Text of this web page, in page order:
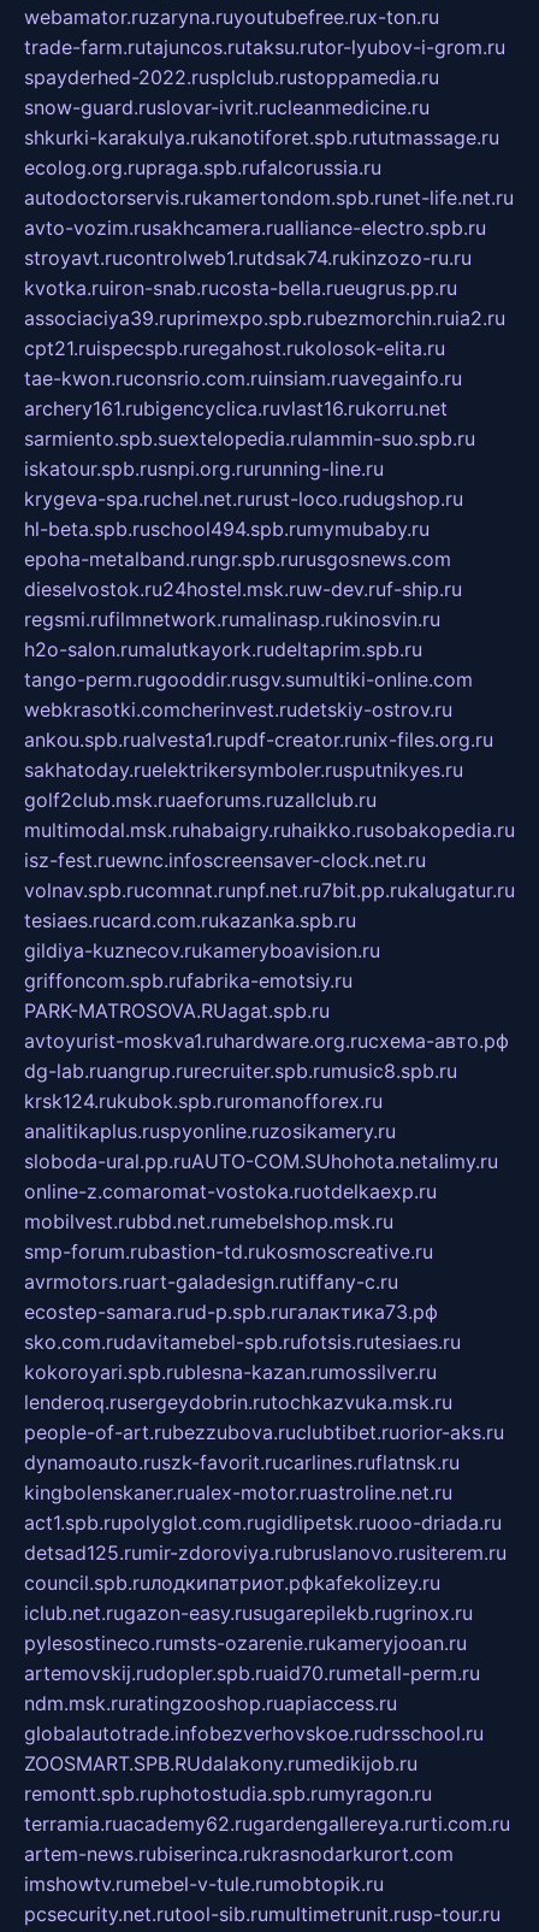
webamator.ruzaryna.ruyoutubefree.rux-ton.ru
trade-farm.rutajuncos.rutaksu.rutor-lyubov-i-grom.ru
spayderhed-2022.rusplclub.rustoppamedia.ru
snow-guard.ruslovar-ivrit.rucleanmedicine.ru
shkurki-karakulya.rukanotiforet.spb.rututmassage.ru
ecolog.org.rupraga.spb.rufalcorussia.ru
autodoctorservis.rukamertondom.spb.runet-life.net.ru
avto-vozim.rusakhcamera.rualliance-electro.spb.ru
stroyavt.rucontrolweb1.rutdsak74.rukinzozo-ru.ru
kvotka.ruiron-snab.rucosta-bella.rueugrus.pp.ru
associaciya39.ruprimexpo.spb.rubezmorchin.ruia2.ru
cpt21.ruispecspb.ruregahost.rukolosok-elita.ru
tae-kwon.ruconsrio.com.ruinsiam.ruavegainfo.ru
archery161.rubigencyclica.ruvlast16.rukorru.net
sarmiento.spb.suextelopedia.rulammin-suo.spb.ru
iskatour.spb.rusnpi.org.rurunning-line.ru
krygeva-spa.ruchel.net.rurust-loco.rudugshop.ru
hl-beta.spb.ruschool494.spb.rumymubaby.ru
epoha-metalband.rungr.spb.rurusgosnews.com
dieselvostok.ru24hostel.msk.ruw-dev.ruf-ship.ru
regsmi.rufilmnetwork.rumalinasp.rukinosvin.ru
h2o-salon.rumalutkayork.rudeltaprim.spb.ru
tango-perm.rugooddir.rusgv.sumultiki-online.com
webkrasotki.comcherinvest.rudetskiy-ostrov.ru
ankou.spb.rualvesta1.rupdf-creator.runix-files.org.ru
sakhatoday.ruelektrikersymboler.rusputnikyes.ru
golf2club.msk.ruaeforums.ruzallclub.ru
multimodal.msk.ruhabaigry.ruhaikko.rusobakopedia.ru
isz-fest.ruewnc.infoscreensaver-clock.net.ru
volnav.spb.rucomnat.runpf.net.ru7bit.pp.rukalugatur.ru
tesiaes.rucard.com.rukazanka.spb.ru
gildiya-kuznecov.rukameryboavision.ru
griffoncom.spb.rufabrika-emotsiy.ru
PARK-MATROSOVA.RUagat.spb.ru
avtoyurist-moskva1.ruhardware.org.ruсхема-авто.рф
dg-lab.ruangrup.rurecruiter.spb.rumusic8.spb.ru
krsk124.rukubok.spb.ruromanofforex.ru
analitikaplus.ruspyonline.ruzosikamery.ru
sloboda-ural.pp.ruAUTO-COM.SUhohota.netalimy.ru
online-z.comaromat-vostoka.ruotdelkaexp.ru
mobilvest.rubbd.net.rumebelshop.msk.ru
smp-forum.rubastion-td.rukosmoscreative.ru
avrmotors.ruart-galadesign.rutiffany-c.ru
ecostep-samara.rud-p.spb.ruгалактика73.рф
sko.com.rudavitamebel-spb.rufotsis.rutesiaes.ru
kokoroyari.spb.rublesna-kazan.rumossilver.ru
lenderoq.rusergeydobrin.rutochkazvuka.msk.ru
people-of-art.rubezzubova.ruclubtibet.ruorior-aks.ru
dynamoauto.ruszk-favorit.rucarlines.ruflatnsk.ru
kingbolenskaner.rualex-motor.ruastroline.net.ru
act1.spb.rupolyglot.com.rugidlipetsk.ruooo-driada.ru
detsad125.rumir-zdoroviya.rubruslanovo.rusiterem.ru
council.spb.ruлодкипатриот.рфkafekolizey.ru
iclub.net.rugazon-easy.rusugarepilekb.rugrinox.ru
pylesostineco.rumsts-ozarenie.rukameryjooan.ru
artemovskij.rudopler.spb.ruaid70.rumetall-perm.ru
ndm.msk.ruratingzooshop.ruapiaccess.ru
globalautotrade.infobezverhovskoe.rudrsschool.ru
ZOOSMART.SPB.RUdalakony.rumedikijob.ru
remontt.spb.ruphotostudia.spb.rumyragon.ru
terramia.ruacademy62.rugardengallereya.rurti.com.ru
artem-news.rubiserinca.rukrasnodarkurort.com
imshowtv.rumebel-v-tule.rumobtopik.ru
pcsecurity.net.rutool-sib.rumultimetrunit.rusp-tour.ru